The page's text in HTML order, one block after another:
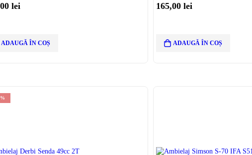
lei
ADAUGĂ ÎN COȘ
165,00 lei
ADAUGĂ ÎN COȘ